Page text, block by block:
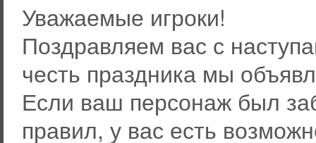
Уважаемые игроки!
Поздравляем вас с
честь праздника мы
Если ваш персонаж был
правил, у вас есть